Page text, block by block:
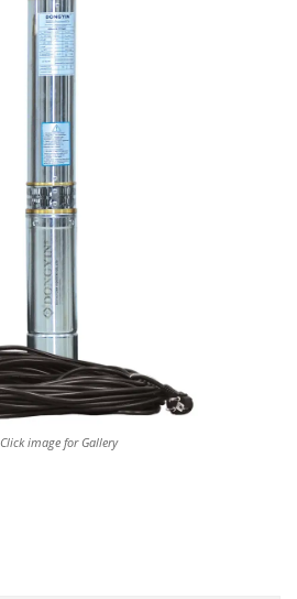
Click image for Gallery